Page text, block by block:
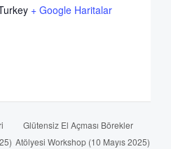
+ Google Haritalar
Glütensiz El Açması Börekler
Atölyesi Workshop (10 Mayıs 2025)